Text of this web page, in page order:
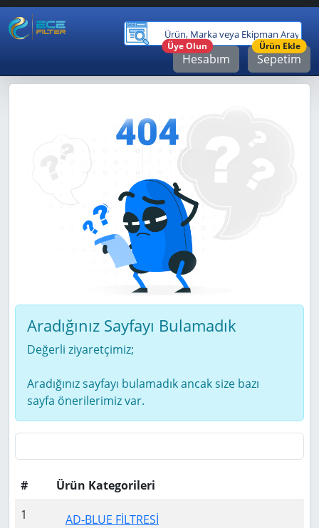
Hesabım
Üye Olun
Sepetim
Ürün Ekle
Aradığınız Sayfayı Bulamadık
Değerli ziyaretçimiz;
Aradığınız sayfayı bulamadık ancak size bazı
sayfa önerilerimiz var.
#
Ürün Kategorileri
1
AD-BLUE FİLTRESİ